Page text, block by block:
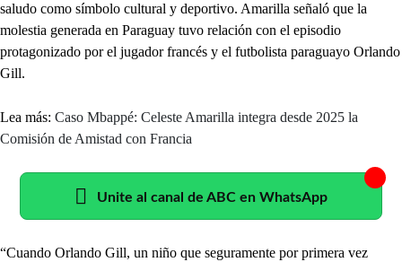
saludo como símbolo cultural y deportivo. Amarilla señaló que la
molestia generada en Paraguay tuvo relación con el episodio
protagonizado por el jugador francés y el futbolista paraguayo Orlando
Gill.
Lea más: Caso Mbappé: Celeste Amarilla integra desde 2025 la
Comisión de Amistad con Francia
Unite al canal de ABC en WhatsApp
“Cuando Orlando Gill, un niño que seguramente por primera vez